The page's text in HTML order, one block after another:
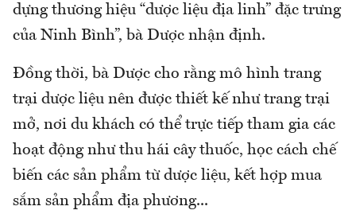
dựng thương hiệu “dược liệu địa linh” đặc trưng
của Ninh Bình”, bà Dược nhận định.
Đồng thời, bà Dược cho rằng mô hình trang
trại dược liệu nên được thiết kế như trang trại
mở, nơi du khách có thể trực tiếp tham gia các
hoạt động như thu hái cây thuốc, học cách chế
biến các sản phẩm từ dược liệu, kết hợp mua
sắm sản phẩm địa phương...